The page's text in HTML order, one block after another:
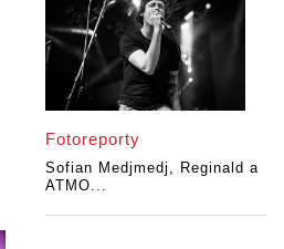
Fotoreporty
Sofian Medjmedj, Reginald a
ATMO...